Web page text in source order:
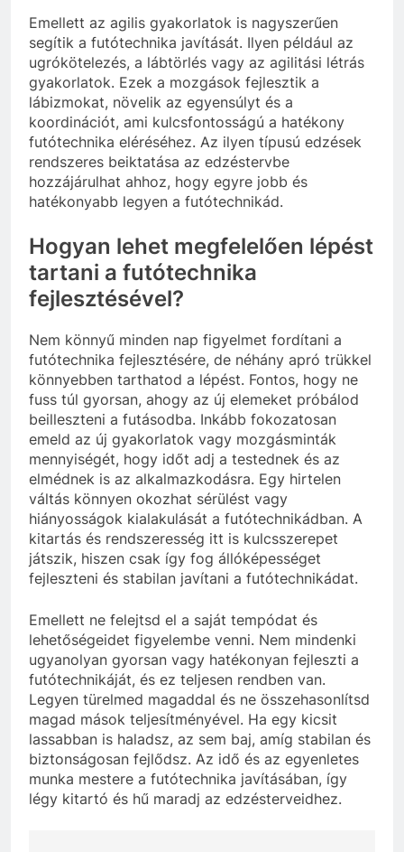
Emellett az agilis gyakorlatok is nagyszerűen
segítik a futótechnika javítását. Ilyen például az
ugrókötelezés, a lábtörlés vagy az agilitási létrás
gyakorlatok. Ezek a mozgások fejlesztik a
lábizmokat, növelik az egyensúlyt és a
koordinációt, ami kulcsfontosságú a hatékony
futótechnika eléréséhez. Az ilyen típusú edzések
rendszeres beiktatása az edzéstervbe
hozzájárulhat ahhoz, hogy egyre jobb és
hatékonyabb legyen a futótechnikád.
Hogyan lehet megfelelően lépést
tartani a futótechnika
fejlesztésével?
Nem könnyű minden nap figyelmet fordítani a
futótechnika fejlesztésére, de néhány apró trükkel
könnyebben tarthatod a lépést. Fontos, hogy ne
fuss túl gyorsan, ahogy az új elemeket próbálod
beilleszteni a futásodba. Inkább fokozatosan
emeld az új gyakorlatok vagy mozgásminták
mennyiségét, hogy időt adj a testednek és az
elmédnek is az alkalmazkodásra. Egy hirtelen
váltás könnyen okozhat sérülést vagy
hiányosságok kialakulását a futótechnikádban. A
kitartás és rendszeresség itt is kulcsszerepet
játszik, hiszen csak így fog állóképességet
fejleszteni és stabilan javítani a futótechnikádat.
Emellett ne felejtsd el a saját tempódat és
lehetőségeidet figyelembe venni. Nem mindenki
ugyanolyan gyorsan vagy hatékonyan fejleszti a
futótechnikáját, és ez teljesen rendben van.
Legyen türelmed magaddal és ne összehasonlítsd
magad mások teljesítményével. Ha egy kicsit
lassabban is haladsz, az sem baj, amíg stabilan és
biztonságosan fejlődsz. Az idő és az egyenletes
munka mestere a futótechnika javításában, így
légy kitartó és hű maradj az edzésterveidhez.